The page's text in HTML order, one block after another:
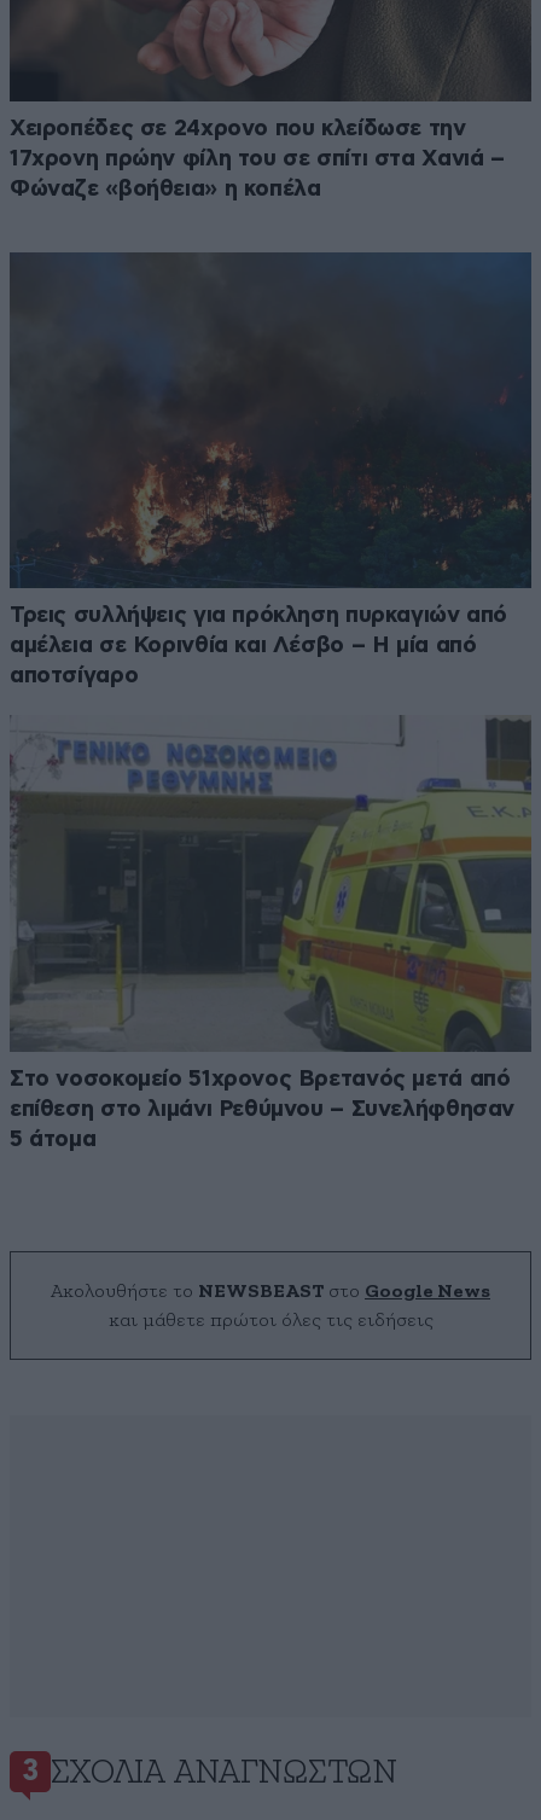
Χειροπέδες σε 24χρονο που κλείδωσε την
17χρονη πρώην φίλη του σε σπίτι στα Χανιά –
Φώναζε «βοήθεια» η κοπέλα
Τρεις συλλήψεις για πρόκληση πυρκαγιών από
αμέλεια σε Κορινθία και Λέσβο – Η μία από
αποτσίγαρο
Στο νοσοκομείο 51χρονος Βρετανός μετά από
επίθεση στο λιμάνι Ρεθύμνου – Συνελήφθησαν
5 άτομα
Ακολουθήστε το NEWSBEAST στο Google News
και μάθετε πρώτοι όλες τις ειδήσεις
3 ΣΧΌΛΙΑ ΑΝΑΓΝΩΣΤΏΝ